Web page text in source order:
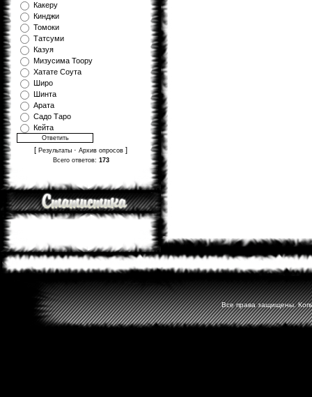
Какеру
Кинджи
Томоки
Татсуми
Казуя
Мизуcима Тоору
Хатате Соута
Широ
Шинта
Арата
Садо Таро
Кейта
[ Результаты · Архив опросов ]
Всего ответов: 173
Все права защищены.